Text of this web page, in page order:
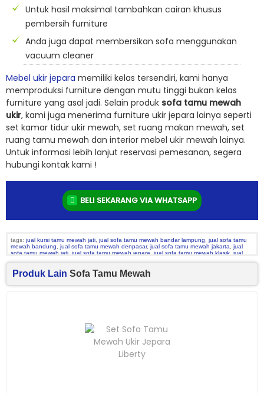
Untuk hasil maksimal tambahkan cairan khusus
pembersih furniture
Anda juga dapat membersikan sofa menggunakan
vacuum cleaner
Mebel ukir jepara memiliki kelas tersendiri, kami hanya
memproduksi furniture dengan mutu tinggi bukan kelas
furniture yang asal jadi. Selain produk sofa tamu mewah
ukir, kami juga menerima furniture ukir jepara lainya seperti
set kamar tidur ukir mewah, set ruang makan mewah, set
ruang tamu mewah dan interior mebel ukir mewah lainya.
Untuk informasi lebih lanjut reservasi pemesanan, segera
hubungi kontak kami !
BELI SEKARANG VIA WHATSAPP
tags: jual kursi tamu mewah jati jual sofa tamu mewah bandar lampung
jual sofa tamu
mewah bandung
jual sofa tamu mewah denpasar, jual sofa tamu mewah jakarta
jual
sofa tamu mewah jati jual sofa tamu mewah jepara jual sofa tamu mewah klasik jual
mewah, kursi tamu bellagio,kursi tamu jati,kursi tamu jati mewah
terbaru, kursi tamu mewah bellagio,kursi tamu mewah jati model minimalis
sofa,kursi tamu sofa kayu jati,kursi tamu sofa mewah,kursi tamu sofa mewah jati,model
Produk Lain Sofa Tamu Mewah